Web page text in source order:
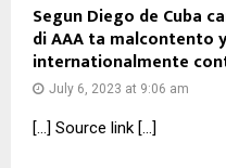
Segun Diego de Cuba
di AAA ta malcontento
internationalmente
July 6, 2023 at 9:06 am
[…] Source link […]